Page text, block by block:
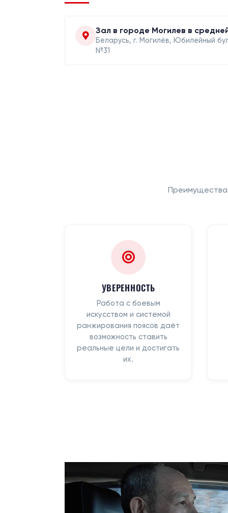
Зал в городе Могилев в
Беларусь, г. Могилёв, Юбилейный
№31
Преимущества
УВЕРЕННОСТЬ
Работа с боевым
искусством и системой
ранжирования поясов даёт
возможность ставить
реальные цели и достигать
их.